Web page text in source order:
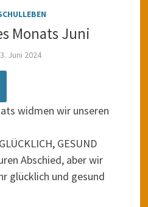
Monats Juni
Juni 2024
widmen wir unseren
GESUND
Abschied, aber wir
glücklich und gesund